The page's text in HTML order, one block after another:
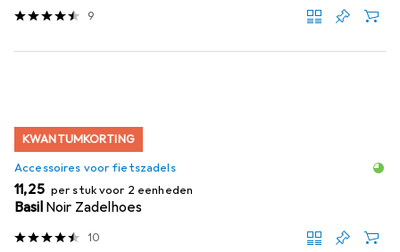
9
KWANTUMKORTING
Accessoires voor fietszadels
EUR
11,25 per stuk voor 2 eenheden
Basil Noir Zadelhoes
10